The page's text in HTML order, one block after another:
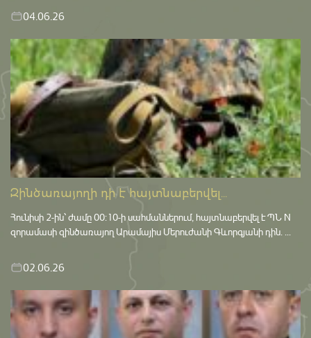
04.06.26
Զինծառայողի դի է հայտնաբերվել...
Հունիսի 2-ին՝ ժամը 00:10-ի սահմաններում, հայտնաբերվել է ՊՆ N
զորամասի զինծառայող Արամայիս Մերուժանի Գևորգյանի դին. ...
02.06.26